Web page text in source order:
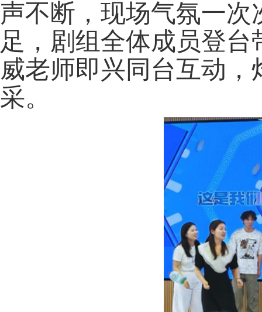
声不断，现场气氛一
足，剧组全体成员登
威老师即兴同台互动
采。